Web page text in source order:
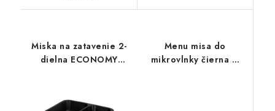
Miska na zatavenie 2-
dielna ECONOMY
Menu misa do
mikrovlnky čierna M